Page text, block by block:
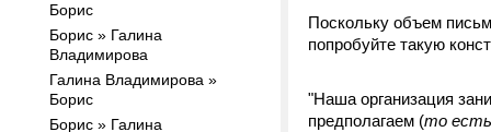
Борис
Борис » Галина
Владимирова
Галина Владимирова »
Борис
Борис » Галина
Поскольку объем
попробуйте такую
"Наша организация
предполагаем (то